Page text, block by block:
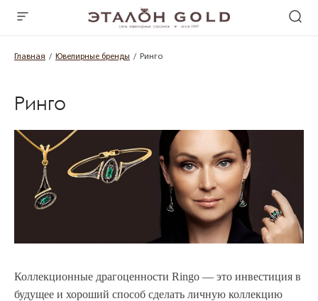
Главная Ювелирные бренды Ринго
Ринго
Коллекционные драгоценности Ringo — это инвестиция в
будущее и хороший способ сделать личную коллекцию